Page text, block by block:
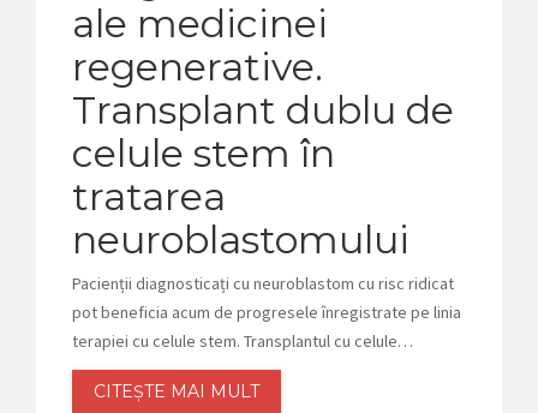
ale medicinei
regenerative.
Transplant dublu de
celule stem în
tratarea
neuroblastomului
Pacienții diagnosticați cu neuroblastom cu risc ridicat
pot beneficia acum de progresele înregistrate pe linia
terapiei cu celule stem. Transplantul cu celule…
CITEȘTE MAI MULT